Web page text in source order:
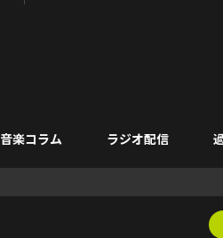
音楽コラム ラジオ配信